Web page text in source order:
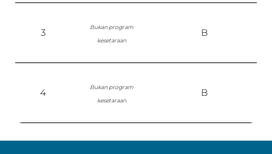
3
Bukan program
kesetaraan
B
4
Bukan program
kesetaraan
B